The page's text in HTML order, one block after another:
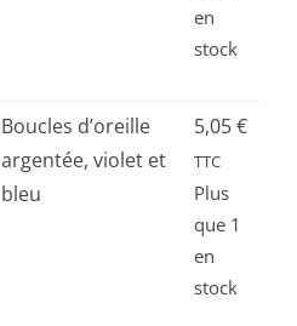
en
stock
Boucles d’oreille
argentée, violet et
bleu
5,05€
TTC
Plus
que 1
en
stock